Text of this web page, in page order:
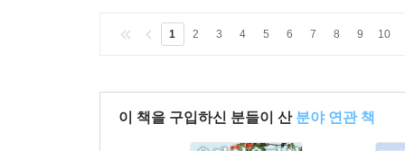
1 2 3 4 5 6 7 8 9 10
이 책을 구입하신 분들이 산 분야 연관 책